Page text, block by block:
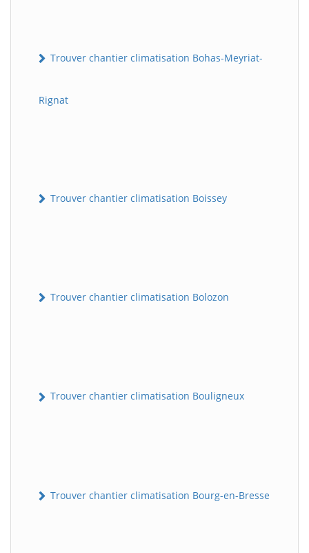
Trouver chantier climatisation Bohas-Meyriat-
Rignat
Trouver chantier climatisation Boissey
Trouver chantier climatisation Bolozon
Trouver chantier climatisation Bouligneux
Trouver chantier climatisation Bourg-en-Bresse